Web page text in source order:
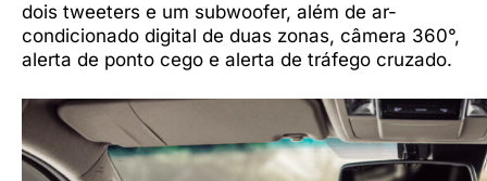
dois tweeters e um subwoofer, além de ar-
condicionado digital de duas zonas, câmera 360°,
alerta de ponto cego e alerta de tráfego cruzado.